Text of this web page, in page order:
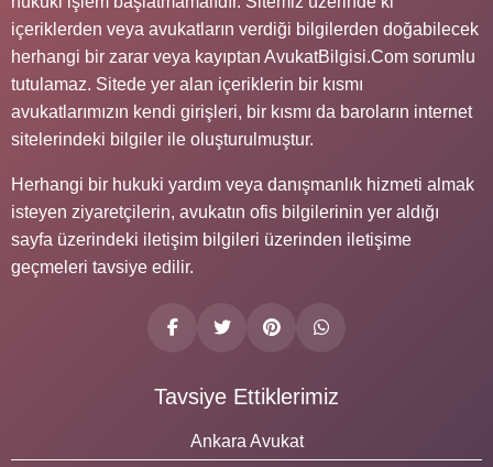
içeriklerden veya avukatların verdiği bilgilerden doğabilecek
herhangi bir zarar veya kayıptan AvukatBilgisi.Com sorumlu
tutulamaz. Sitede yer alan içeriklerin bir kısmı
avukatlarımızın kendi girişleri, bir kısmı da baroların internet
sitelerindeki bilgiler ile oluşturulmuştur.
Herhangi bir hukuki yardım veya danışmanlık hizmeti almak
isteyen ziyaretçilerin, avukatın ofis bilgilerinin yer aldığı
sayfa üzerindeki iletişim bilgileri üzerinden iletişime
geçmeleri tavsiye edilir.
Tavsiye Ettiklerimiz
Ankara Avukat